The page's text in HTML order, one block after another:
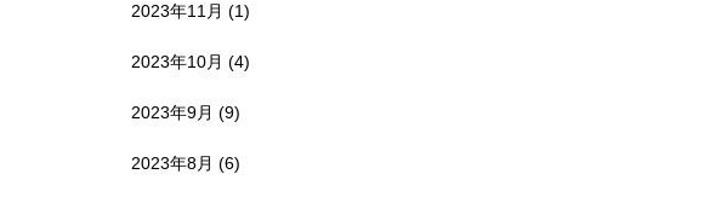
2023年11月 (1)
2023年10月 (4)
2023年9月 (9)
2023年8月 (6)